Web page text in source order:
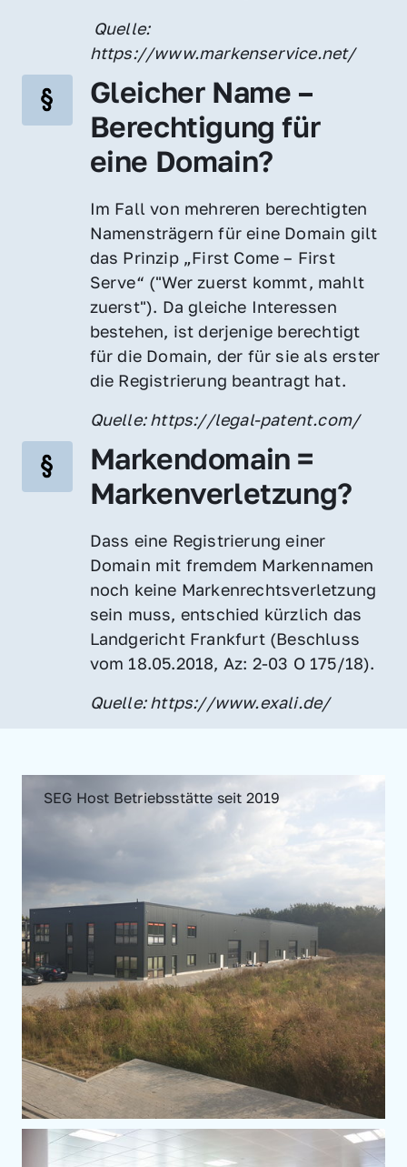
https://www.markenservice.net/
Gleicher Name –
Berechtigung für
eine Domain?
Im Fall von mehreren berechtigten
Namensträgern für eine Domain gilt
das Prinzip „First Come – First
Serve“ ("Wer zuerst kommt, mahlt
zuerst"). Da gleiche Interessen
bestehen, ist derjenige berechtigt
für die Domain, der für sie als erster
die Registrierung beantragt hat.
Quelle: https://legal-patent.com/
Markendomain =
Markenverletzung?
Dass eine Registrierung einer
Domain mit fremdem Markennamen
noch keine Markenrechtsverletzung
sein muss, entschied kürzlich das
Landgericht Frankfurt (Beschluss
vom 18.05.2018, Az: 2-03 O 175/18).
Quelle: https://www.exali.de/
SEG Host Betriebsstätte seit 2019